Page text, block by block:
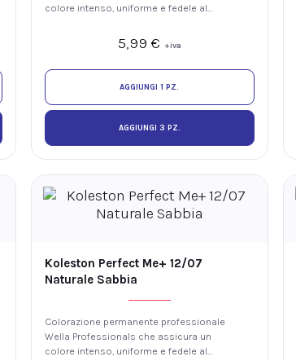
5,99 € +iva
colore intenso, uniforme e fedele al
copertura dei capelli bianchi. La
tecnologia ME+ offre elevate
prestazioni colore riducendo il rischio
di sviluppare nuove allergie ai coloranti.
AGGIUNGI 1 PZ.
AGGIUNGI 3 PZ.
Koleston Perfect Me+ 12/07
Naturale Sabbia
Colorazione permanente professionale
Wella Professionals che assicura un
colore intenso, uniforme e fedele al